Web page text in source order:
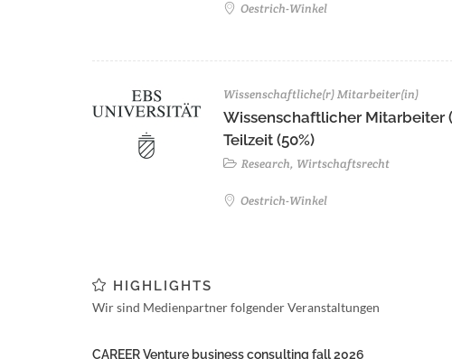
Oestrich-Winkel
Wissenschaftliche(r) Mitarbeiter(in)
Wissenschaftlicher Mitarbeiter
Teilzeit (50%)
Research, Wirtschaftsrecht
Oestrich-Winkel
HIGHLIGHTS
Wir sind Medienpartner folgender Veranstaltungen
CAREER Venture business consulting fall 2026